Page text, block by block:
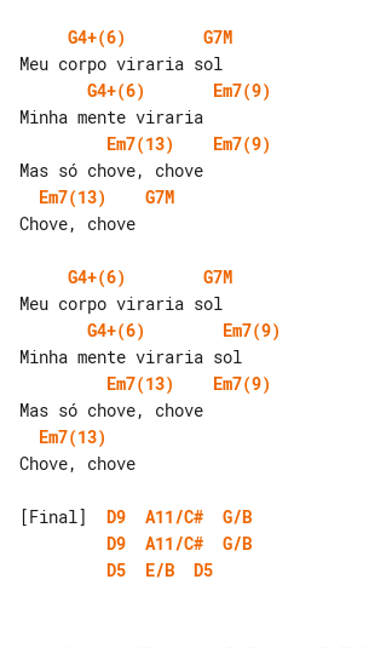
G4+(6)
G7M
G4+(6)
Em7(9)
Em7(13)
Em7(9)
Em7(13)
G7M
Chove, chove
G4+(6)
G7M
G4+(6)
Em7(9)
Em7(13)
Em7(9)
Em7(13)
Chove, chove
[Final] D9 A11/C#
G/B
D9
A11/C#
G/B
D5
E/B D5